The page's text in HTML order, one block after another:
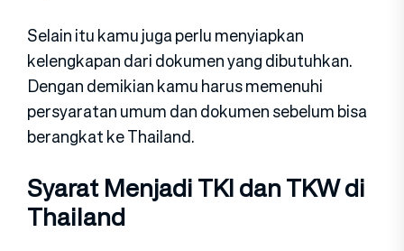
Selain itu kamu juga perlu menyiapkan
kelengkapan dari dokumen yang dibutuhkan.
Dengan demikian kamu harus memenuhi
persyaratan umum dan dokumen sebelum bisa
berangkat ke Thailand.
Syarat Menjadi TKI dan TKW di
Thailand